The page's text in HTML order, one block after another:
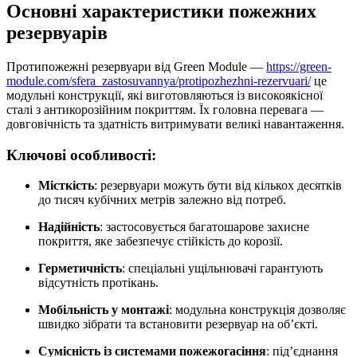
Основні характеристики пожежних
резервуарів
Протипожежні резервуари від Green Module — https://green-
module.com/sfera_zastosuvannya/protipozhezhni-rezervuari/це
модульні конструкції, які виготовляються із високоякісної
сталі з антикорозійним покриттям. Їх головна перевага —
довговічність та здатність витримувати великі навантаження.
Ключові особливості:
Місткість: резервуари можуть бути від кількох десятків
до тисяч кубічних метрів залежно від потреб.
Надійність: застосовується багатошарове захисне
покриття, яке забезпечує стійкість до корозії.
Герметичність: спеціальні ущільнювачі гарантують
відсутність протікань.
Мобільність у монтажі: модульна конструкція дозволяє
швидко зібрати та встановити резервуар на об’єкті.
Сумісність із системами пожежогасіння: під’єднання